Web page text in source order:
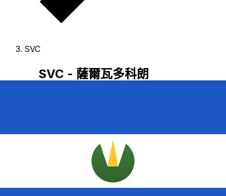
SVC
SVC - 薩爾瓦多科朗
具。
注意：自2001年起，貨幣整合法允許在薩爾瓦多流通美元
（USD），固定匯率為8.75科朗。科朗仍然是法定貨幣，但